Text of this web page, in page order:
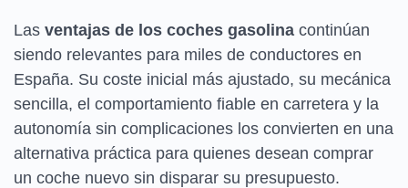
Las ventajas de los coches gasolina continúan
siendo relevantes para miles de conductores en
España. Su coste inicial más ajustado, su mecánica
sencilla, el comportamiento fiable en carretera y la
autonomía sin complicaciones los convierten en una
alternativa práctica para quienes desean comprar
un coche nuevo sin disparar su presupuesto.